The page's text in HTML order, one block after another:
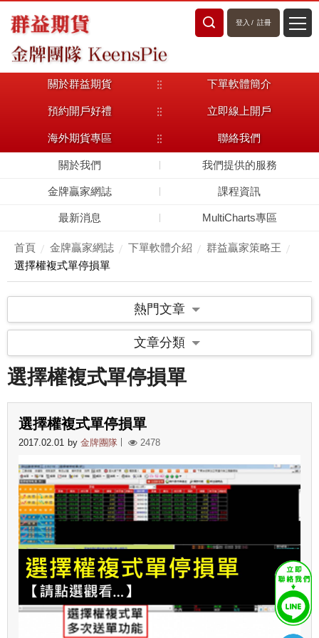
登入 / 註冊
關於群益期貨 下單軟體簡介
預約開戶好禮 立即線上開戶
海外期貨專區 聯絡我們
關於我們 我們提供的服務
金牌贏家網誌 課程資訊
最新消息 MultiCharts專區
首頁 金牌贏家網誌 下單軟體介紹
群益贏家策略王
選擇權複式單停損單
熱門文章
文章分類
選擇權複式單停損單
選擇權複式單停損單
2017.02.01 by 金牌團隊 2478